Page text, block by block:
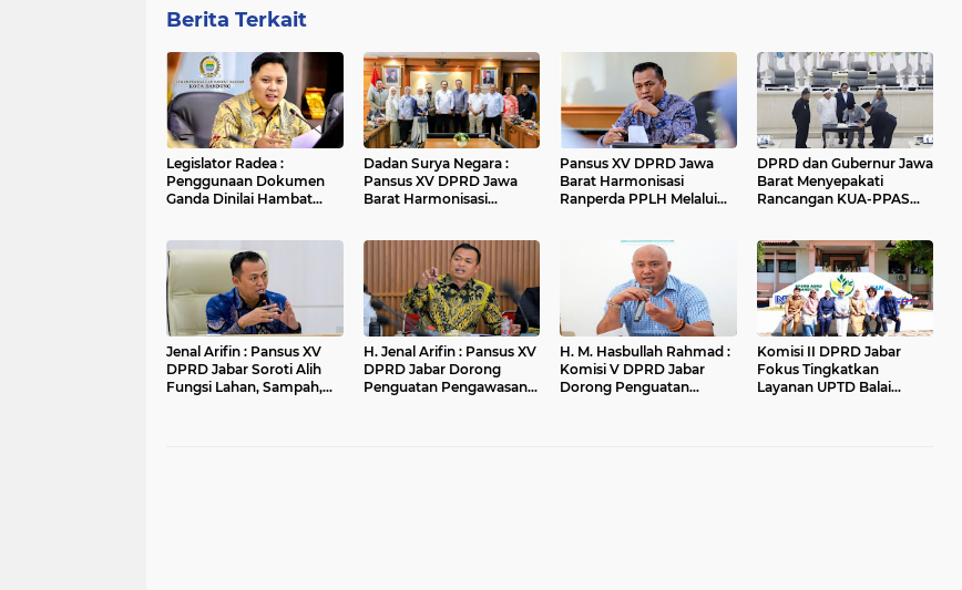
Berita Terkait
Legislator Radea :
Penggunaan Dokumen
Ganda Dinilai Hambat
Sampah di Kota Bandung
Dadan Surya Negara :
Pansus XV DPRD Jawa
Barat Harmonisasi
Pansus XV DPRD Jawa
Barat Harmonisasi
Ranperda PPLH Melalui
DPRD dan Gubernur Jawa
Barat Menyepakati
Rancangan KUA-PPAS
Jenal Arifin : Pansus XV
DPRD Jabar Soroti Alih
Fungsi Lahan, Sampah,
H. Jenal Arifin : Pansus XV
DPRD Jabar Dorong
Penguatan Pengawasan
H. M. Hasbullah Rahmad :
Komisi V DPRD Jabar
Dorong Penguatan
Komisi II DPRD Jabar
Fokus Tingkatkan
Layanan UPTD Balai